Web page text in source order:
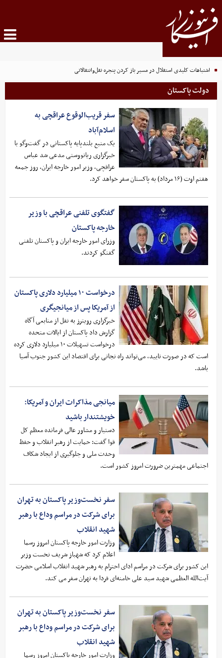
اشتباهات کلیدی استقلال در مسیر باز کردن پنجره نقل‌وانتقالاتی
دولت پاکستان
سفر قریب‌الوقوع عراقچی به
اسلام‌آباد
یک منبع بلندپایه پاکستانی در گفت‌وگو با
خبرگزاری ریانووستی مدعی شد عباس
عراقچی، وزیر امور خارجه ایران، روز جمعه
هفتم اوت (۱۶ مرداد) به پاکستان سفر خواهد کرد.
گفتگوی تلفنی عراقچی با وزیر
خارجه پاکستان
وزرای امور خارجه ایران و پاکستان تلفنی
گفتگو کردند.
درخواست ۱۰ میلیارد دلاری پاکستان
از آمریکا پس از میانجیگری
خبرگزاری رویترز به نقل از منابعی آگاه
گزارش داد پاکستان از ایالات متحده
درخواست تسهیلات ۱۰ میلیارد دلاری کرده
است که در صورت تایید، می‌تواند راه نجاتی برای اقتصاد این کشور جنوب آسیا
باشد.
میانجی مذاکرات ایران و آمریکا:
خویشتندار باشید
دستیار و مشاور عالی فرمانده معظم کل
قوا گفت: حمایت از رهبر انقلاب و حفظ
وحدت ملی و جلوگیری از ایجاد شکاف‌
اجتماعی مهمترین ضرورت امروز کشور است.
سفر نخست‌وزیر پاکستان به تهران
برای شرکت در مراسم وداع با رهبر
شهید انقلاب
وزارت امور خارجه پاکستان امروز رسما
اعلام کرد ‌که شهباز شریف نخست وزیر
این کشور برای شرکت در مراسم ادای احترام به رهبر شهید انقلاب اسلامی حضرت
آیت‌الله العظمی شهید سید علی خامنه‌ای فردا به تهران سفر می کند.
سفر نخست‌وزیر پاکستان به تهران
برای شرکت در مراسم وداع با رهبر
شهید انقلاب
وزارت امور خارجه پاکستان امروز رسما